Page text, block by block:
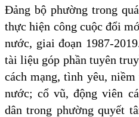
Đảng bộ phường trong
thực hiện công cuộc đổi
nước, giai đoạn 1987-
tài liệu góp phần tuyên
cách mạng, tình yêu,
nước; cổ vũ, động viên
dân trong phường quyết